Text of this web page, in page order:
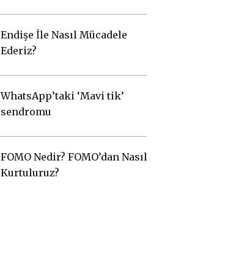
Endişe İle Nasıl Mücadele
Ederiz?
WhatsApp’taki ‘Mavi tik’
sendromu
FOMO Nedir? FOMO’dan Nasıl
Kurtuluruz?